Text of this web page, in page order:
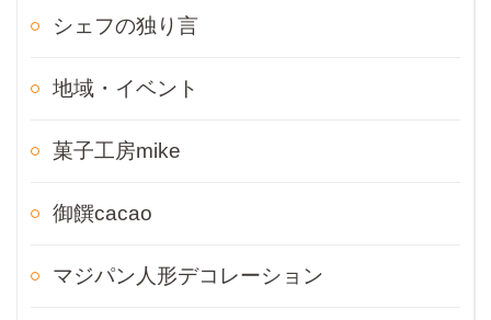
シェフの独り言
地域・イベント
菓子工房mike
御饌cacao
マジパン人形デコレーション